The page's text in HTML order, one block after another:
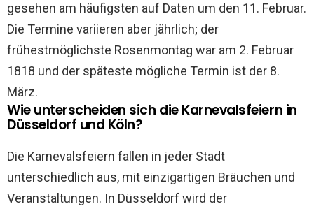
gesehen am häufigsten auf Daten um den 11. Februar.
Die Termine variieren aber jährlich; der
frühestmöglichste Rosenmontag war am 2. Februar
1818 und der späteste mögliche Termin ist der 8.
März.
Wie unterscheiden sich die Karnevalsfeiern in
Düsseldorf und Köln?
Die Karnevalsfeiern fallen in jeder Stadt
unterschiedlich aus, mit einzigartigen Bräuchen und
Veranstaltungen. In Düsseldorf wird der